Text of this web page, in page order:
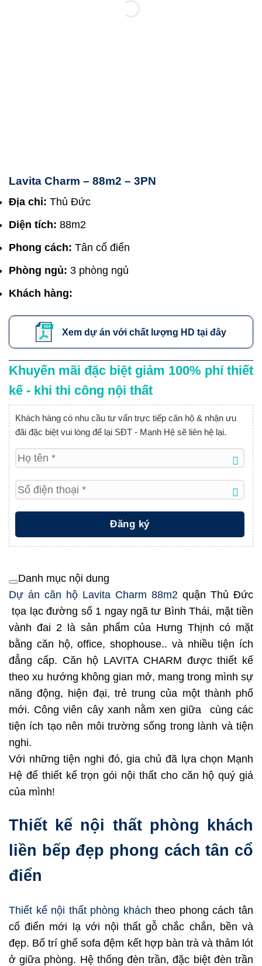
Lavita Charm – 88m2 – 3PN
Địa chỉ: Thủ Đức
Diện tích: 88m2
Phong cách: Tân cổ điển
Phòng ngủ: 3 phòng ngủ
Khách hàng:
Xem dự án với chất lượng HD tại đây
Khuyến mãi đặc biệt giảm 100% phí thiết
kế - khi thi công nội thất
Khách hàng có nhu cầu tư vấn trực tiếp căn hộ & nhận ưu
đãi đặc biệt vui lòng để lại SĐT - Mạnh Hệ sẽ liên hệ lại.
Danh mục nội dung
Dự án căn hộ Lavita Charm 88m2 quận Thủ Đức
tọa lạc đường số 1 ngay ngã tư Bình Thái, mặt tiền
vành đai 2 là sản phẩm của Hưng Thịnh có mặt
bằng căn hộ, office, shophouse.. và nhiều tiện ích
đẳng cấp. Căn hộ LAVITA CHARM được thiết kế
theo xu hướng không gian mở, mang trong mình sự
năng động, hiện đại, trẻ trung của một thành phố
mới. Công viên cây xanh nằm xen giữa cùng các
tiện ích tạo nên môi trường sống trong lành và tiện
nghi.
Với những tiện nghi đó, gia chủ đã lựa chọn Mạnh
Hệ để thiết kế trọn gói nội thất cho căn hộ quý giá
của mình!
Thiết kế nội thất phòng khách
liền bếp đẹp phong cách tân cổ
điển
Thiết kế nội thất phòng khách theo phong cách tân
cổ điển mới lạ với nội thất gỗ chắc chắn, bền và
đẹp. Bố trí ghế sofa đệm kết hợp bàn trà và thảm lót
ở giữa phòng. Hệ thống đèn trần, đặc biệt đèn trần